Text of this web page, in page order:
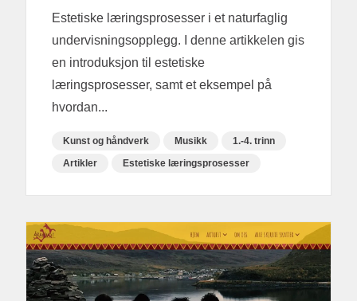
Estetiske læringsprosesser i et naturfaglig
undervisningsopplegg. I denne artikkelen gis
en introduksjon til estetiske
læringsprosesser, samt et eksempel på
hvordan...
Kunst og håndverk Musikk
1.-4. trinn
Artikler
Estetiske læringsprosesser